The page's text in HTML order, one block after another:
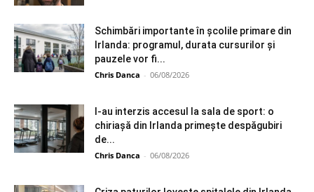
Schimbări importante în școlile primare din
Irlanda: programul, durata cursurilor și
pauzele vor fi...
Chris Danca - 06/08/2026
I-au interzis accesul la sala de sport: o
chiriașă din Irlanda primește despăgubiri
de...
Chris Danca - 06/08/2026